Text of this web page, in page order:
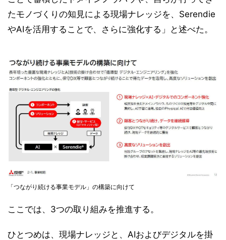
たモノづくりの知見による現場ナレッジを、Serendie
やAIを活用することで、さらに強化する」と述べた。
「つながり続ける事業モデル」の構築に向けて
ここでは、3つの取り組みを推進する。
ひとつめは、現場ナレッジと、AIおよびデジタルを掛